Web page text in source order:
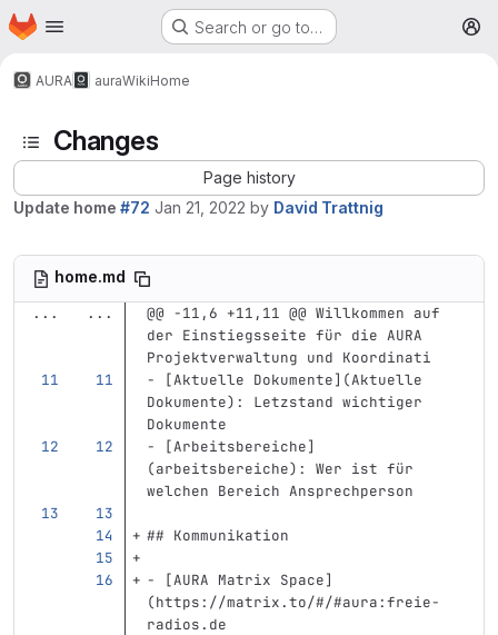
Skip to main content
Homepage Search or go to…
AURA auraWikiHome
Changes
Page history
Update home #72 Jan 21, 2022 by David Trattnig
home.md
...
...
@@ -11,6 +11,11 @@ Willkommen auf
der Einstiegsseite für die AURA
Projektverwaltung und Koordinati
-
[Aktuelle Dokumente](Aktuelle
Dokumente): Letzstand wichtiger
Dokumente
-
[Arbeitsbereiche]
(arbeitsbereiche) : Wer ist für
welchen Bereich Ansprechperson
## Kommunikation
- [AURA Matrix Space]
(https://matrix.to/#/#aura:freie-
radios.de